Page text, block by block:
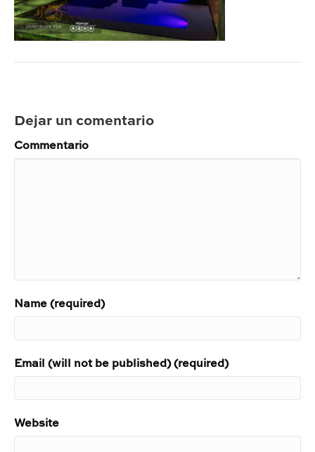
Dejar un comentario
Commentario
Name (required)
Email (will not be published) (required)
Website